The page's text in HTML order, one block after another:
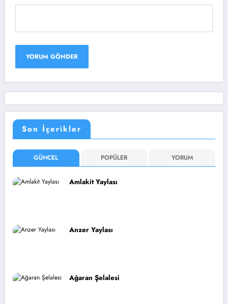
Son İçerikler
GÜNCEL POPÜLER YORUM
Amlakit Yaylası
Anzer Yaylası
Ağaran Şelalesi